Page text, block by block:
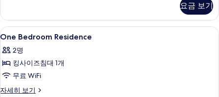
모
두
보
기
개,
주
방
세
히
기
요금 보기
One
Bedroom
Residence
사
진
모
1 개의 침실, 고급 침구, 객실 내 금고, 책
12
One Bedroom Residence
2명
킹사이즈침대 1개
무료 WiFi
자세히 보기
One